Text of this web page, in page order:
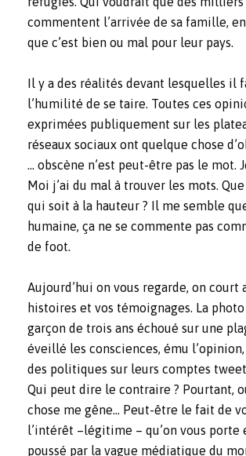
commentent l’arrivée de sa famille,
que c’est bien ou mal pour leur pays.
Il y a des réalités devant lesquelles il
l’humilité de se taire. Toutes ces
exprimées publiquement sur les
réseaux sociaux ont quelque chose
… obscène n’est peut-être pas le mot.
Moi j’ai du mal à trouver les mots.
qui soit à la hauteur ? Il me semble
humaine, ça ne se commente pas
de foot.
Aujourd’hui on vous regarde, on court
histoires et vos témoignages. La
garçon de trois ans échoué sur une
éveillé les consciences, ému
des politiques sur leurs comptes
Qui peut dire le contraire ? Pourtant,
chose me gêne… Peut-être le fait de
l’intérêt –légitime – qu’on vous porte
poussé par la vague médiatique du